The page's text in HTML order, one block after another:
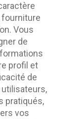
fourniture
Vous
de
profil et
de
pratiqués,
vos